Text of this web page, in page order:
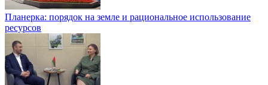
Планерка: порядок на земле и рациональное использование
ресурсов